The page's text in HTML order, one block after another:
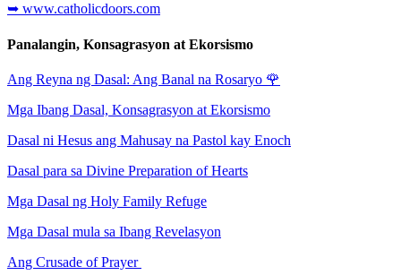
➥ www.catholicdoors.com
Panalangin, Konsagrasyon at Ekorsismo
Ang Reyna ng Dasal: Ang Banal na Rosaryo 🌹
Mga Ibang Dasal, Konsagrasyon at Ekorsismo
Dasal ni Hesus ang Mahusay na Pastol kay Enoch
Dasal para sa Divine Preparation of Hearts
Mga Dasal ng Holy Family Refuge
Mga Dasal mula sa Ibang Revelasyon
Ang Crusade of Prayer